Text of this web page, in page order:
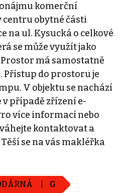
komerční
centru obytné části
na ul. Kysucká o celkové
se může využít jako
má samostatně
Přístup do prostoru je
V objektu se nachází
v případě zřízení e-
více informací nebo
kontaktovat a
se na vás makléřka
G